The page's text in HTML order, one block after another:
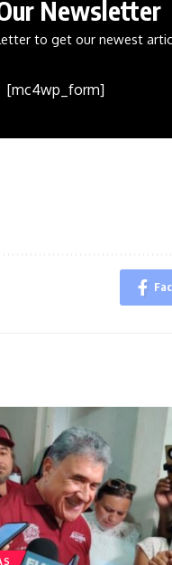
Newsletter
to get our newest
[mc4wp_form]